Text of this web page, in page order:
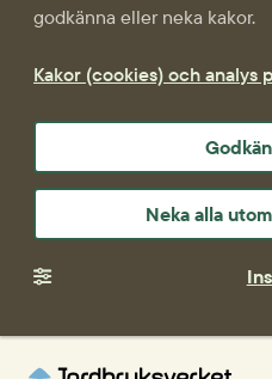
godkänna eller neka kakor.
Kakor (cookies) och analys
Neka alla